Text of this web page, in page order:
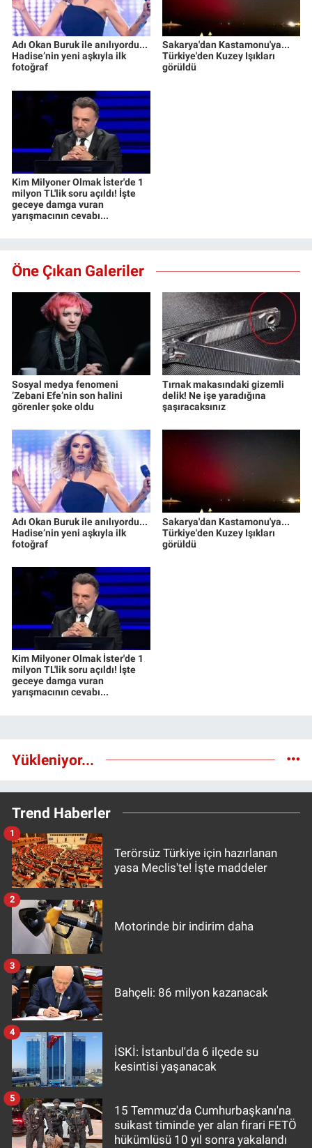
Adı Okan Buruk ile anılıyordu...
Hadise’nin yeni aşkıyla ilk
fotoğraf
Sakarya'dan Kastamonu'ya...
Türkiye'den Kuzey Işıkları
görüldü
Kim Milyoner Olmak İster'de 1
milyon TL'lik soru açıldı! İşte
geceye damga vuran
yarışmacının cevabı...
Öne Çıkan Galeriler
Sosyal medya fenomeni
‘Zebani Efe’nin son halini
görenler şoke oldu
Tırnak makasındaki gizemli
delik! Ne işe yaradığına
şaşıracaksınız
Adı Okan Buruk ile anılıyordu...
Hadise’nin yeni aşkıyla ilk
fotoğraf
Sakarya'dan Kastamonu'ya...
Türkiye'den Kuzey Işıkları
görüldü
Kim Milyoner Olmak İster'de 1
milyon TL'lik soru açıldı! İşte
geceye damga vuran
yarışmacının cevabı...
Yükleniyor...
Trend Haberler
Terörsüz Türkiye için hazırlanan
yasa Meclis'te! İşte maddeler
1
Motorinde bir indirim daha
2
Bahçeli: 86 milyon kazanacak
3
İSKİ: İstanbul'da 6 ilçede su
kesintisi yaşanacak
4
15 Temmuz'da Cumhurbaşkanı'na
suikast timinde yer alan firari FETÖ
hükümlüsü 10 yıl sonra yakalandı
5